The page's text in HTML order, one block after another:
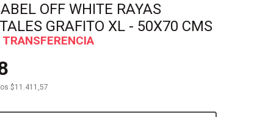
OFF WHITE RAYAS
GRAFITO XL - 50X70 CMS
$11.411,57